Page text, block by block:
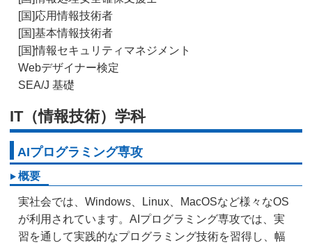
[国]応用情報技術者
[国]基本情報技術者
[国]情報セキュリティマネジメント
Webデザイナー検定
SEA/J 基礎
IT（情報技術）学科
AIプログラミング専攻
概要
実社会では、Windows、Linux、MacOSなど様々なOS
が利用されています。AIプログラミング専攻では、実
習を通して実践的なプログラミング技術を習得し、幅